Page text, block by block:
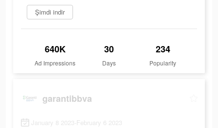
Şimdi indir
640K
Ad Impressions
30
Days
234
Popularity
garantibbva
January 8 2023-February 6 2023